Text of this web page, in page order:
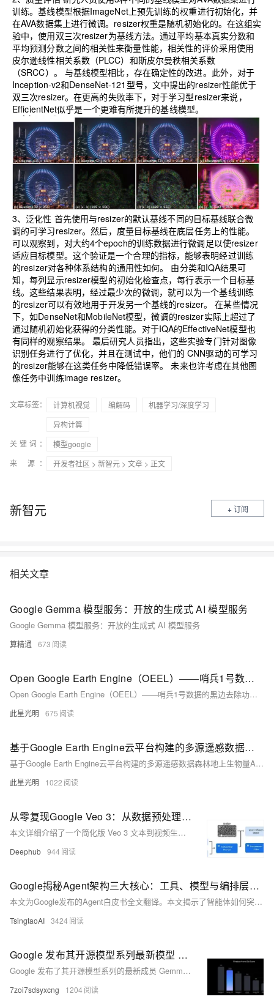
训练。基线模型根据ImageNet上预先训练的权重进行初始化，并
在AVA数据集上进行微调。resizer权重是随机初始化的。在这组实
验中，使用双三次resizer为基线方法。通过平均基本真实分数和
平均预测分数之间的相关性来衡量性能，相关性的评价采用使用
皮尔逊线性相关系数（PLCC）和斯皮尔曼秩相关系数
（SRCC）。
与基线模型相比，存在确定性的改进。此外，对于
Inception-v2和DenseNet-121型号，文中提出的resizer性能优于
双三次resizer。在更高的失败率下，对于学习型resizer来说，
EfficientNet似乎是一个更难有所提升的基线模型。
3、泛化性 首先使用与resizer的默认基线不同的目标基线联合微
调的可学习resizer。然后，度量目标基线在底层任务上的性能。
可以观察到，对大约4个epoch的训练数据进行微调足以使resizer
适应目标模型。这个验证是一个合理的指标，能够表明经过训练
的resizer对各种体系结构的通用性如何。
由分类和IQA结果可
知，每列显示resizer模型的初始化检查点，每行表示一个目标基
线。这些结果表明，经过最少次的微调，就可以为一个基线训练
的resizer可以有效地用于开发另一个基线的resizer。
在某些情况
下，如DenseNet和MobileNet模型，微调的resizer实际上超过了
通过随机初始化获得的分类性能。对于IQA的EffectiveNet模型也
有同样的观察结果。
最后研究人员指出，这些实验专门针对图像
识别任务进行了优化，并且在测试中，他们的 CNN驱动的可学习
的resizer能够在这类任务中降低错误率。
未来也许考虑在其他图
像任务中训练image resizer。
文章标签： 计算机视觉 编解码
机器学习/深度学习
异构计算
关键词：
模型google
来 源：
开发者社区 > 新智元 > 文章 > 正文
新智元 + 订阅
相关文章
Google Gemma 模型服务：开放的生成式 AI 模型服务
Google Gemma 模型服务：开放的生成式 AI 模型服务
算精通 673
Open Google Earth Engine（OEEL）——哨兵1号数据的黑边去除功能附链接和代码
Open Google Earth Engine（OEEL）——哨兵1号数据的黑边去除功能附链接和代码
此星光明 675
基于Google Earth Engine云平台构建的多源遥感数据森林地上生物量AGB估算模型含生物量模型应用APP
基于Google Earth Engine云平台构建的多源遥感数据森林地上生物量AGB估算模型含生物量模型应用APP
此星光明 1022
从零复现Google Veo 3：从数据预处理到视频生成的完整Python代码实现指南
本文详细介绍了一个简化版 Veo 3 文本到视频生成模型的构建过程。首先进行了数据预处理，涵盖了去重、不安全内容过滤、质量合规性检查以及数据标注等环节。
Deephub 944
Google揭秘Agent架构三大核心：工具、模型与编排层实战指南
本文为Google发布的Agent白皮书全文翻译。本文揭示了智能体如何突破传统AI边界，通过模型、工具与编排层的三位一体架构，实现自主推理与现实交互。它不仅详解了ReAct、思维树等认知框架的运作逻辑，更通过航班预订、旅行规划等案例，展示了智能体如何调用Extensions、Functions和Data Stores，将抽象指令转化为真实世界操作。文中提出的“智能体链式组合”概念，预示了未来多智能体协作解决复杂问题的革命性潜力——这不仅是技术升级，更是AI赋能产业的范式颠覆。
TsingtaoAI 3424
Google 发布其开源模型系列最新模型 Gemma 3
Google 发布了其开源模型系列的最新成员 Gemma 3，这是一款轻量级、高性能的 AI 模型，支持多语言和复杂任务。它具备 140+ 语言支持、128K-token 上下文窗口、增强的多模态分析能力以及函数调用功能，适用于聊天 AI、代码生成等多种场景。Gemma 3 在性能上超越 Llama 3-8B 和 Mistral 7B，且仅需单 GPU 即可运行，大幅降低计算成本。提供 1B 至 27B 不同参数规模版本，满足多样化需求，并优化了量化模型以适应边缘计算和移动设备。其多模态设计整合了 SigLIP 图像编码器，扩展上下文窗口至 128k token，显著提升了视觉和文本理解能力。
7zoi7sdsyxcng 1204